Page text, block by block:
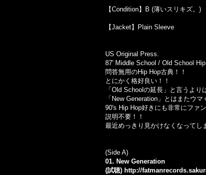
【Condition】B (薄いスリキズ。)
【Jacket】Plain Sleeve
US Original Press.
87' Middle School / Old School
問答無用のHip Hop古典！！
とにかく格好良い！！
「Old Schoolの延長」と言うよ
「New Generation」とはまたウマ
90's Hip Hop好きにも非常にファ
説明不要！！
最近めっきり見かけなくなってし
(Side A)
01. New Generation
(試聴) http://